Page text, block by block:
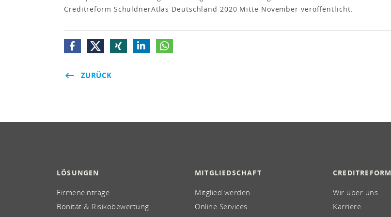
Creditreform SchuldnerAtlas Deutschland 2020 Mitte November veröffentlicht.
ZURÜCK
LÖSUNGEN
Firmeneinträge
Bonität & Risikobewertung
MITGLIEDSCHAFT
Mitglied werden
Online Services
CREDITREFORM
Wir über uns
Karriere